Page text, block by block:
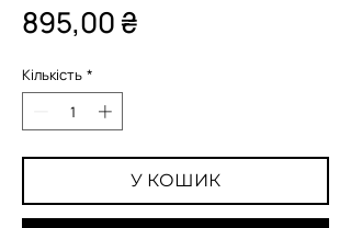
895,00 ₴
Кількість *
У КОШИК